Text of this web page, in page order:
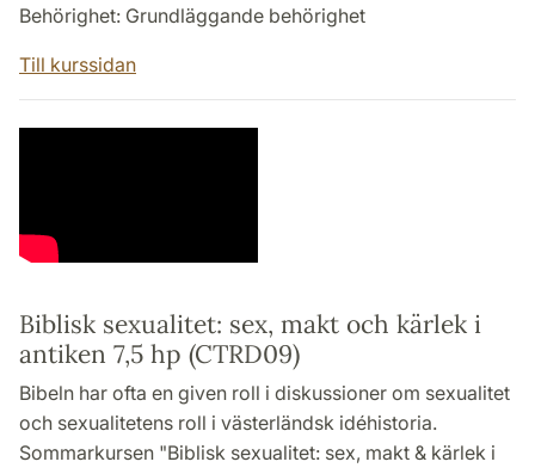
Behörighet: Grundläggande behörighet
Till kurssidan
Biblisk sexualitet: sex, makt och kärlek i
antiken 7,5 hp (CTRD09)
Bibeln har ofta en given roll i diskussioner om sexualitet
och sexualitetens roll i västerländsk idéhistoria.
Sommarkursen "Biblisk sexualitet: sex, makt & kärlek i